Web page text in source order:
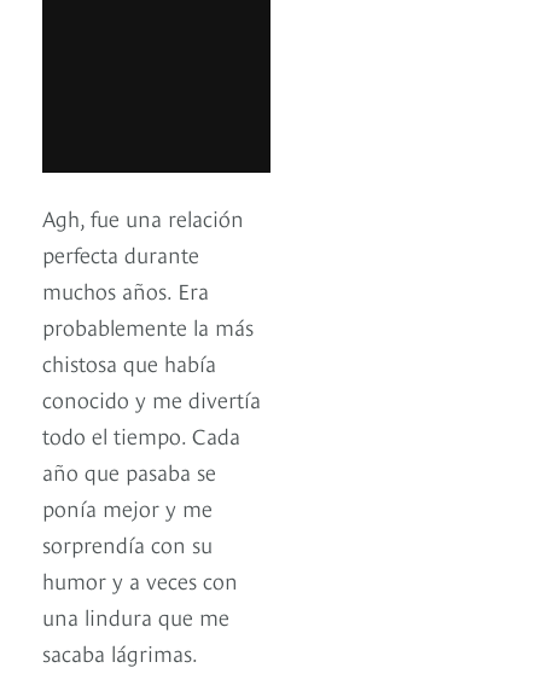
Agh, fue una relación
perfecta durante
muchos años. Era
probablemente la más
chistosa que había
conocido y me divertía
todo el tiempo. Cada
año que pasaba se
ponía mejor y me
sorprendía con su
humor y a veces con
una lindura que me
sacaba lágrimas.